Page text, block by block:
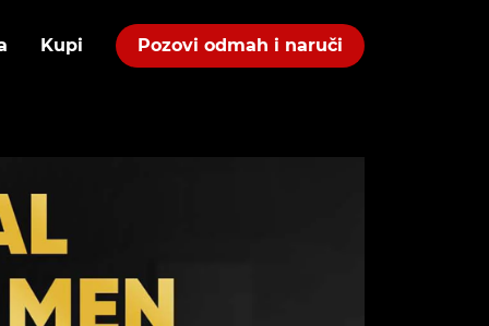
Kupi Pozovi odmah i naruči